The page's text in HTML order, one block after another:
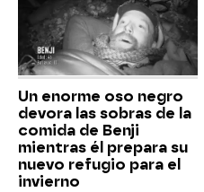
Un enorme oso negro
devora las sobras de la
comida de Benji
mientras él prepara su
nuevo refugio para el
invierno